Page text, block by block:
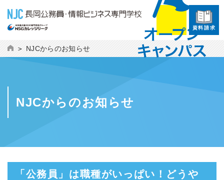
資料請求
NJCからのお知らせ
NJCからのお知らせ
「公務員」は職種がいっぱい！どうや